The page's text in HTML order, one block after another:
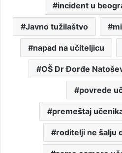
incident u
Javno tužilaštvo
napad na učiteljicu
OŠ Dr Đorđe
povrede
premeštaj
roditelji ne šalju